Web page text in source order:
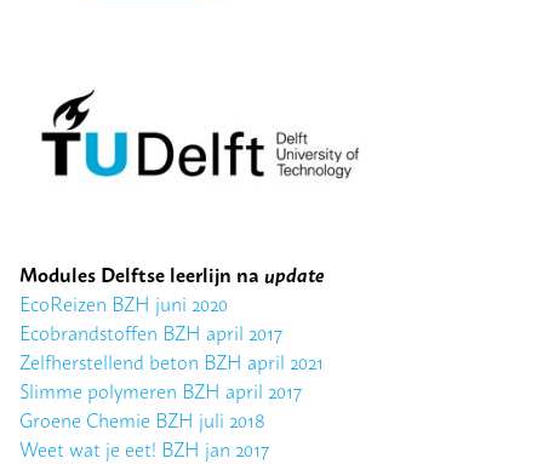
Modules Delftse leerlijn na update
EcoReizen BZH juni 2020
Ecobrandstoffen BZH april 2017
Zelfherstellend beton BZH april 2021
Slimme polymeren BZH april 2017
Groene Chemie BZH juli 2018
Weet wat je eet! BZH jan 2017